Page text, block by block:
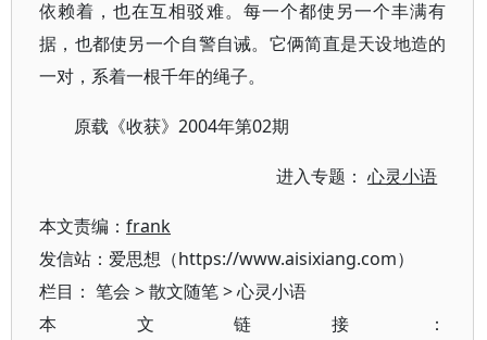
依赖着，也在互相驳难。每一个都使另一个丰满有
据，也都使另一个自警自诫。它俩简直是天设地造的
一对，系着一根千年的绳子。
原载《收获》2004年第02期
进入专题：心灵小语
本文责编： frank
发信站：爱思想（https://www.aisixiang.com）
栏目： 笔会 >散文随笔>心灵小语
本文链接：